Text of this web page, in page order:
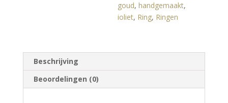
goud,handgemaakt,
ioliet, Ring, Ringen
Beschrijving
Beoordelingen (0)